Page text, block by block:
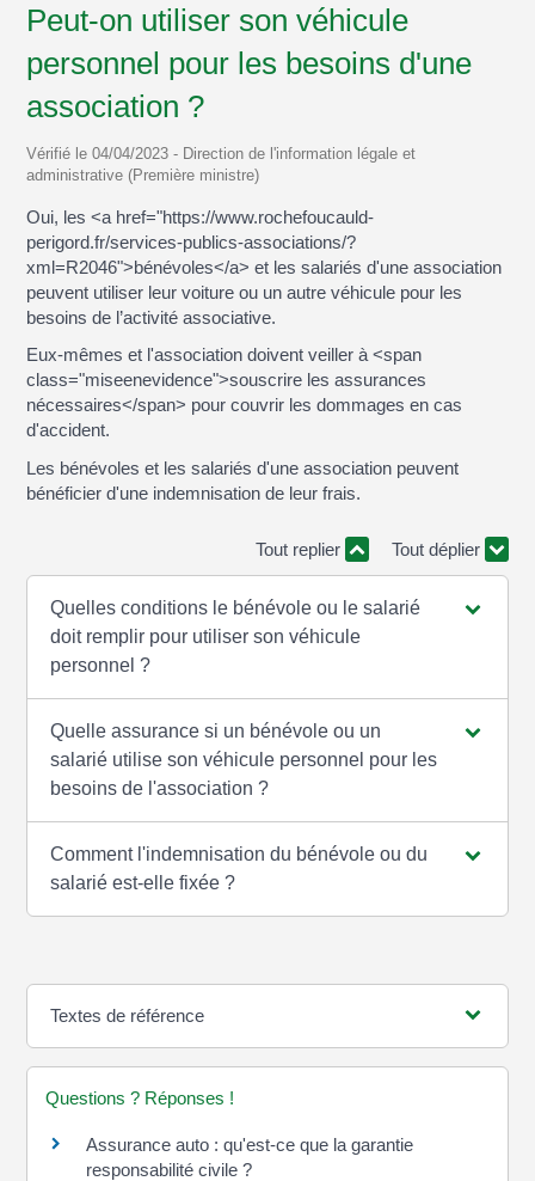
Peut-on utiliser son véhicule
personnel pour les besoins d'une
association ?
Vérifié le 04/04/2023 - Direction de l'information légale et
administrative (Première ministre)
Oui, les <a href="https://www.rochefoucauld-
perigord.fr/services-publics-associations/?
xml=R2046">bénévoles</a> et les salariés d'une association
peuvent utiliser leur voiture ou un autre véhicule pour les
besoins de l’activité associative.
Eux-mêmes et l'association doivent veiller à <span
class="miseenevidence">souscrire les assurances
nécessaires</span> pour couvrir les dommages en cas
d'accident.
Les bénévoles et les salariés d'une association peuvent
bénéficier d'une indemnisation de leur frais.
Tout replier Tout déplier
Quelles conditions le bénévole ou le salarié
doit remplir pour utiliser son véhicule
personnel ?
Quelle assurance si un bénévole ou un
salarié utilise son véhicule personnel pour les
besoins de l'association ?
Comment l'indemnisation du bénévole ou du
salarié est-elle fixée ?
Textes de référence
Questions ? Réponses !
Assurance auto : qu'est-ce que la garantie
responsabilité civile ?